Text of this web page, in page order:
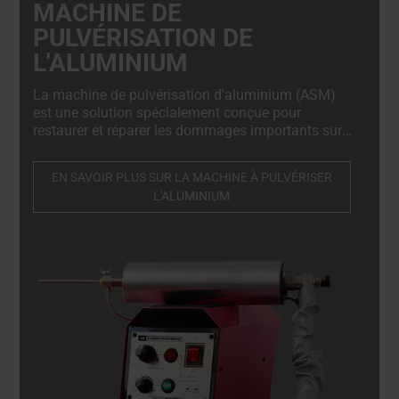
MACHINE DE
PULVÉRISATION DE
L'ALUMINIUM
La machine de pulvérisation d'aluminium (ASM)
est une solution spécialement conçue pour
restaurer et réparer les dommages importants sur
rapidement, en toute sécurité et dans le respect
total des normes OEM.
EN SAVOIR PLUS SUR LA MACHINE À PULVÉRISER
L'ALUMINIUM